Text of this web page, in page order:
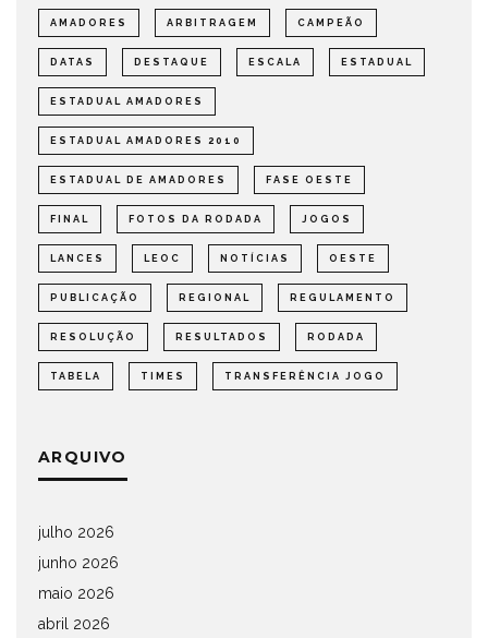
AMADORES ARBITRAGEM CAMPEÃO
DATAS DESTAQUE ESCALA ESTADUAL
ESTADUAL AMADORES
ESTADUAL AMADORES 2010
ESTADUAL DE AMADORES FASE OESTE
FINAL FOTOS DA RODADA JOGOS
LANCES LEOC NOTÍCIAS OESTE
PUBLICAÇÃO REGIONAL REGULAMENTO
RESOLUÇÃO RESULTADOS RODADA
TABELA TIMES TRANSFERÊNCIA JOGO
ARQUIVO
julho 2026
junho 2026
maio 2026
abril 2026